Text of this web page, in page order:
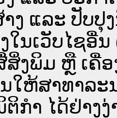
ງ ແລະ ປັບປຸ
ໃນ​ເວັບ​ໄຊ​ອື່
ງພິມ ຫຼື ເຄື່
ໃຫ້ສາທາລະ
ກຳ ໄດ້ຢ່າງ